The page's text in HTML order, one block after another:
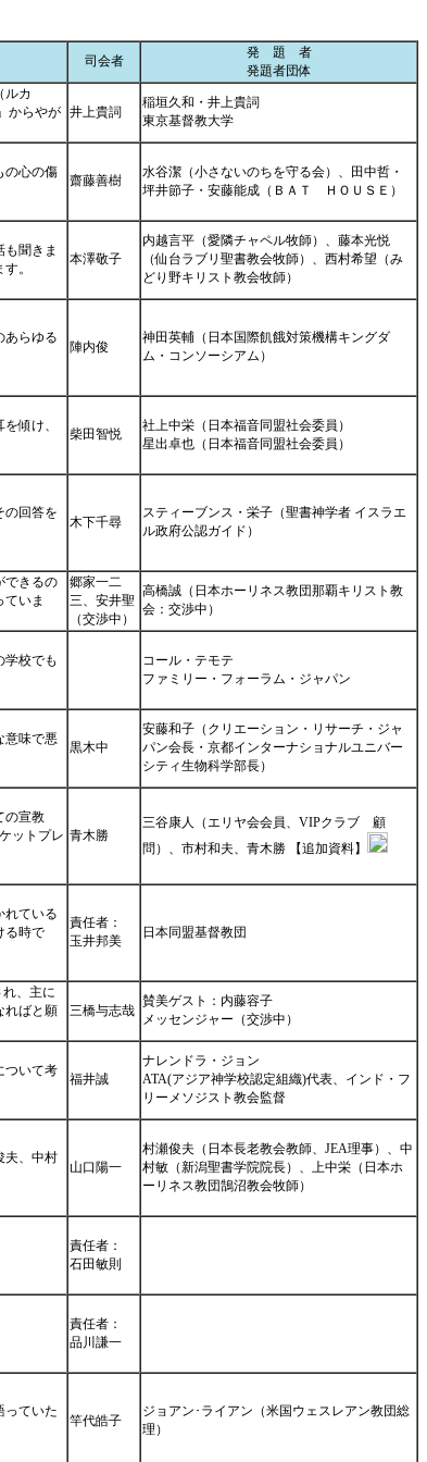
司会者
発 題 者
発題者団体
ルカ
からやが 井上貴詞
稲垣久和・井上貴詞
東京基督教大学
の心の傷
齋藤善樹
水谷潔（小さないのちを守る会）、田中哲・
坪井節子・安藤能成（ＢＡＴ ＨＯＵＳＥ）
聞きま
。
本澤敬子
内越言平（愛隣チャペル牧師）、藤本光悦
（仙台ラブリ聖書教会牧師）、西村希望（み
どり野キリスト教会牧師）
あらゆる
陣内俊
神田英輔（日本国際飢餓対策機構キングダ
ム・コンソーシアム）
傾け、
柴田智悦
社上中栄（日本福音同盟社会委員）
星出卓也（日本福音同盟社会委員）
の回答を
木下千尋
スティーブンス・栄子（聖書神学者 イスラエ
ル政府公認ガイド）
できるの
いま
郷家一二
三、安井聖
（交渉中）
高橋誠（日本ホーリネス教団那覇キリスト教
会：交渉中）
学校でも
コール・テモテ
ファミリー・フォーラム・ジャパン
意味で悪
黒木中
安藤和子（クリエーション・リサーチ・ジャ
パン会長・京都インターナショナルユニバー
シティ生物科学部長）
の宣教
ットプレ 青木勝
三谷康人（エリヤ会会員、VIPクラブ 顧
問）、市村和夫、青木勝 【追加資料】
れている
る時で
責任者：
玉井邦美
日本同盟基督教団
、主に
ればと願
三橋与志哉
賛美ゲスト：内藤容子
メッセンジャー（交渉中）
ついて考
福井誠
ナレンドラ・ジョン
ATA(アジア神学校認定組織)代表、インド・フ
リーメソジスト教会監督
夫、中村
山口陽一
村瀬俊夫（日本長老教会教師、JEA理事）、中
村敏（新潟聖書学院院長）、上中栄（日本ホ
ーリネス教団鵠沼教会牧師）
責任者：
石田敏則
責任者：
品川謙一
っていた
竿代皓子
ジョアン･ライアン（米国ウェスレアン教団総
理）